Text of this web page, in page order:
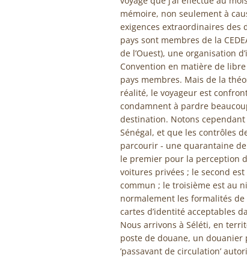
mémoire, non seulement à
exigences extraordinaires des
pays sont membres de la
de l’Ouest), une organisation
Convention en matière de
pays membres. Mais de la
réalité, le voyageur est
condamnent à pardre
destination. Notons cependant
Sénégal, et que les contrôles
parcourir - une quarantaine
le premier pour la perception
voitures privées ; le second
commun ; le troisième est au
normalement les formalités
cartes d’identité acceptables
Nous arrivons à Séléti, en
poste de douane, un douanier
’passavant de circulation’